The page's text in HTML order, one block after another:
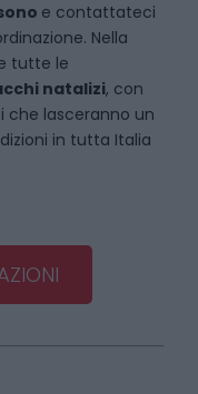
e contattateci
Nella
tutte le
natalizi, con
che lasceranno un
in tutta Italia